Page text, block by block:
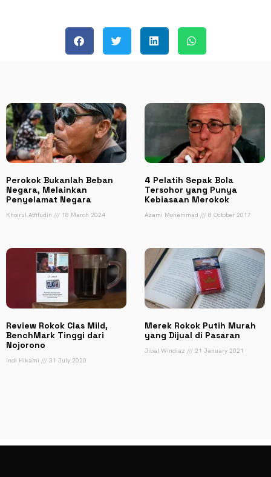
Perokok Bukanlah Beban
Negara, Melainkan
Penyelamat Negara
Khoirul Atfifudin 18 March 2024
4 Pelatih Sepak Bola
Tersohor yang Punya
Kebiasaan Merokok
Azami Mohammad 8 October 2017
Review Rokok Clas Mild,
BenchMark Tinggi dari
Nojorono
Indi Hikami 31 July 2020
Merek Rokok Putih Murah
yang Dijual di Pasaran
Jibal Windiaz 21 January 2021